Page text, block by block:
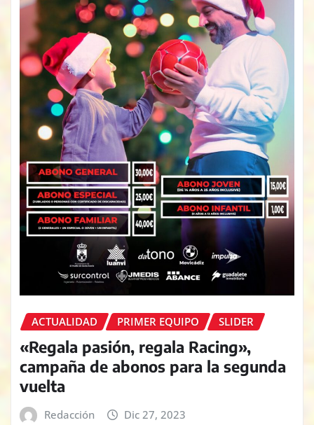
ACTUALIDAD PRIMER EQUIPO SLIDER
«Regala pasión, regala Racing»,
campaña de abonos para la segunda
vuelta
Redacción Dic 27, 2023